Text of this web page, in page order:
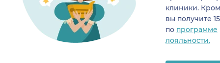
клиники.
вы получите
по программе
лояльности.